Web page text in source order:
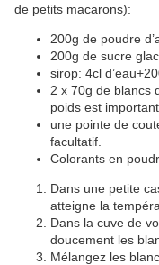
de petits macarons):
200g de poudre
200g de sucre
sirop: 4cl
2 x 70g de blancs
poids est
une pointe de
facultatif.
Colorants en
Dans une petite
atteigne la
Dans la cuve de
doucement les
Mélangez les